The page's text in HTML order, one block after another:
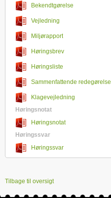
Bekendtgørelse
Vejledning
Miljørapport
Høringsbrev
Høringsliste
Sammenfattende redegørelse
Klagevejledning
Høringsnotat
Høringsnotat
Høringssvar
Høringssvar
Tilbage til oversigt